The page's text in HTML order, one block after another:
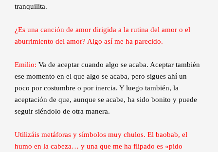
tranquilita.
¿Es una canción de amor dirigida a la rutina del amor o el
aburrimiento del amor? Algo así me ha parecido.
Emilio: Va de aceptar cuando algo se acaba. Aceptar también
ese momento en el que algo se acaba, pero sigues ahí un
poco por costumbre o por inercia. Y luego también, la
aceptación de que, aunque se acabe, ha sido bonito y puede
seguir siéndolo de otra manera.
Utilizáis metáforas y símbolos muy chulos. El baobab, el
humo en la cabeza… y una que me ha flipado es «pido